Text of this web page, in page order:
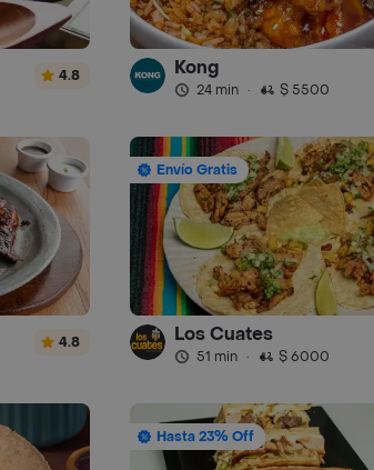
4.8 Kong
24 min · $ 5500
4.8
Envío Gratis
Los Cuates
51 min · $ 6000
Hasta 23% Off